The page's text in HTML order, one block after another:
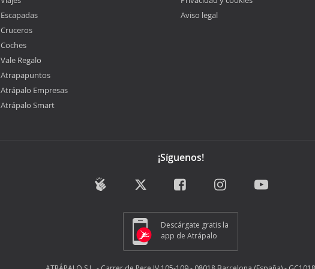
Escapadas
Cruceros
Coches
Vale Regalo
Atrapapuntos
Atrápalo Empresas
Atrápalo Smart
Aviso legal
¡Síguenos!
Descárgate gratis la
app de Atrápalo